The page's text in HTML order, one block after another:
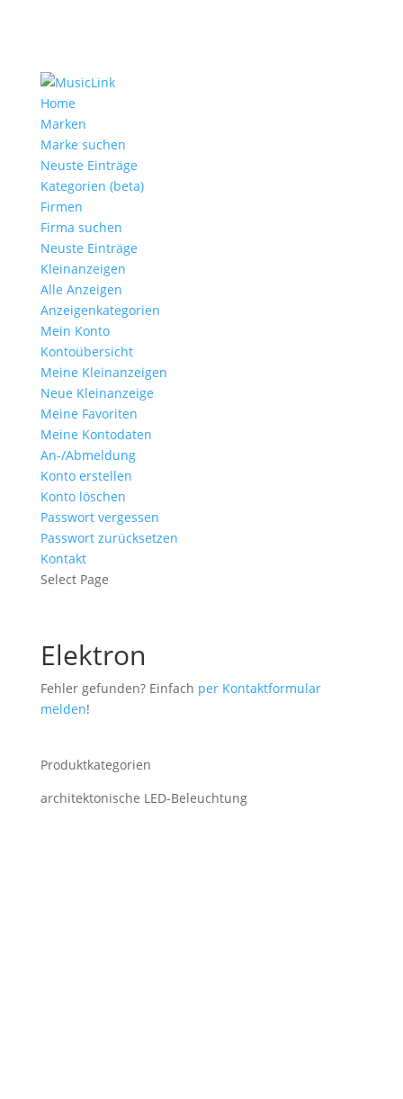
Home
Marken
Marke suchen
Neuste Einträge
Kategorien (beta)
Firmen
Firma suchen
Neuste Einträge
Kleinanzeigen
Alle Anzeigen
Anzeigen­kategorien
Mein Konto
Kontoübersicht
Meine Kleinanzeigen
Neue Kleinanzeige
Meine Favoriten
Meine Kontodaten
An-/Abmeldung
Konto erstellen
Konto löschen
Passwort vergessen
Passwort zurücksetzen
Kontakt
Select Page
Elektron
Fehler gefunden? Einfach per Kontaktformular
melden!
Produktkategorien
architektonische LED-Beleuchtung